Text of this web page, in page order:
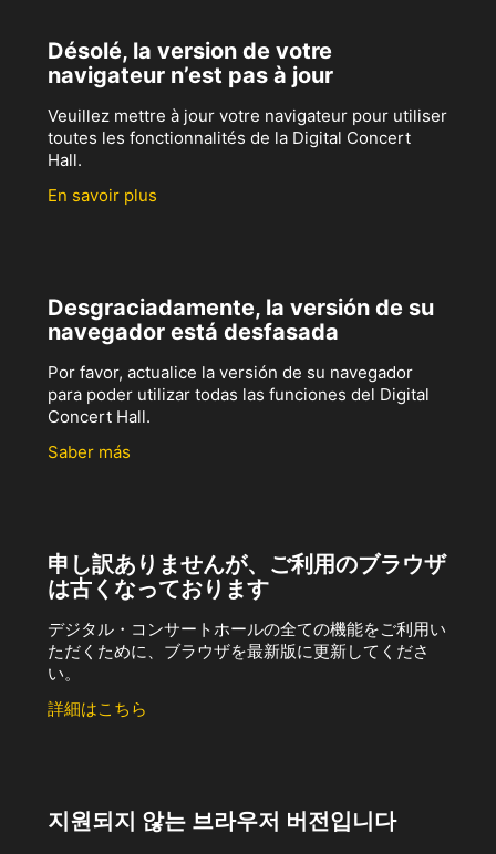
Désolé, la version de votre
navigateur n’est pas à jour
Veuillez mettre à jour votre navigateur pour utiliser
toutes les fonctionnalités de la Digital Concert
Hall.
En savoir plus
Desgraciadamente, la versión de su
navegador está desfasada
Por favor, actualice la versión de su navegador
para poder utilizar todas las funciones del Digital
Concert Hall.
Saber más
申し訳ありませんが、ご利用のブラウザ
は古くなっております
デジタル・コンサートホールの全ての機能をご利用い
ただくために、ブラウザを最新版に更新してくださ
い。
詳細はこちら
지원되지 않는 브라우저 버전입니다